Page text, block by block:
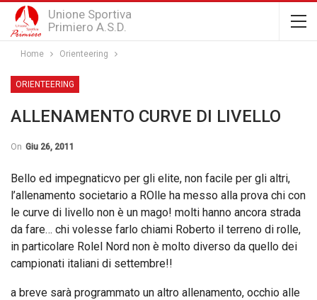
Unione Sportiva
Primiero A.S.D.
Home Orienteering
ORIENTEERING
ALLENAMENTO CURVE DI LIVELLO
On Giu 26, 2011
Bello ed impegnaticvo per gli elite, non facile per gli altri,
l’allenamento societario a ROlle ha messo alla prova chi con
le curve di livello non è un mago! molti hanno ancora strada
da fare… chi volesse farlo chiami Roberto il terreno di rolle,
in particolare Rolel Nord non è molto diverso da quello dei
campionati italiani di settembre!!
a breve sarà programmato un altro allenamento, occhio alle